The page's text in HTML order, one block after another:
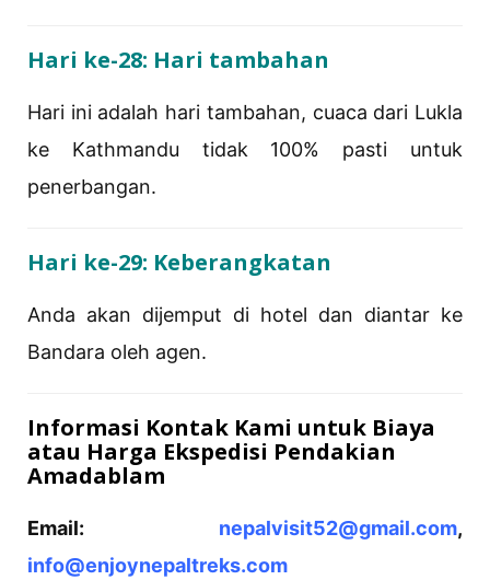
Hari ke-28: Hari tambahan
Hari ini adalah hari tambahan, cuaca dari Lukla
ke Kathmandu tidak 100% pasti untuk
penerbangan.
Hari ke-29: Keberangkatan
Anda akan dijemput di hotel dan diantar ke
Bandara oleh agen.
Informasi Kontak Kami untuk Biaya
atau Harga Ekspedisi Pendakian
Amadablam
Email: nepalvisit52@gmail.com,
info@enjoynepaltreks.com